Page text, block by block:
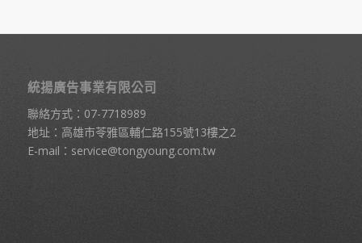
統揚廣告事業有限公司
聯絡方式： 07-7718989
地址：高雄市苓雅區輔仁路155號13樓之2
E-mail： service@tongyoung.com.tw